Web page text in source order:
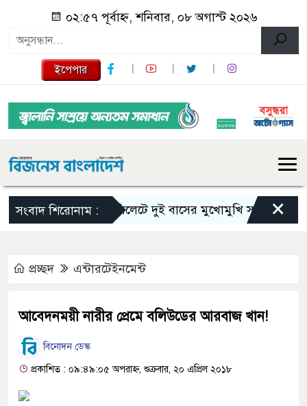
০২:৫৭ পূর্বাহ্ন, শনিবার, ০৮ অগাস্ট ২০২৬
ইপেপার
সংবাদ শিরোনাম :সিলেটে দুই বাসের মুখোমুখি সংঘর্ষে নিহত
×
প্রচ্ছদ এন্টারটেইনমেন্ট
আবেদনময়ী নারীর প্রেমে বলিউডের আরবাজ খান!
বিনোদন ডেস্ক
প্রকাশিত : ০৯:৪৯:০৫ অপরাহ্ন, শুক্রবার, ২০ এপ্রিল ২০১৮